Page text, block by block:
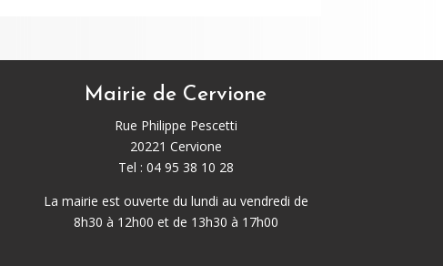
Mairie de Cervione
Rue Philippe Pescetti
20221 Cervione
Tel : 04 95 38 10 28
La mairie est ouverte du lundi au vendredi de
8h30 à 12h00 et de 13h30 à 17h00